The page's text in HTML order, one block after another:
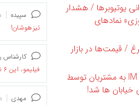
یوتیوبرها / هشدار
نمادهای
/ قیمت‌ها در بازار
تحویل اولین سری خودرو IM LS7 به مشتریان توسط
خیابان ها شد!
سپیده
تیزهوشان!
کارشناس
فیلیمو، این ۶ نکته را بدانید تا هزینه کمتری پرداخت کنید
مهدی